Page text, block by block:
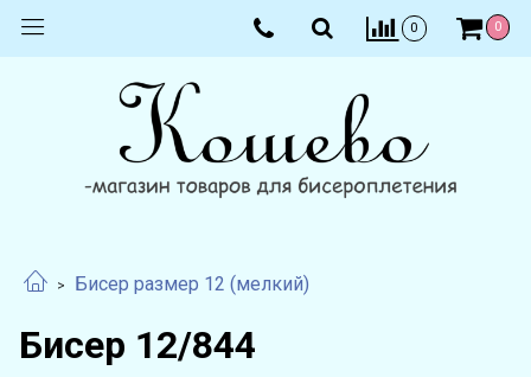
0 0
Бисер размер 12 (мелкий)
Бисер 12/844